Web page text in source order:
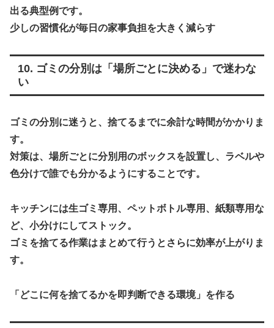
出る典型例です。
少しの習慣化が毎日の家事負担を大きく減らす
10. ゴミの分別は「場所ごとに決める」で迷わな
い
ゴミの分別に迷うと、捨てるまでに余計な時間がかかりま
す。
対策は、場所ごとに分別用のボックスを設置し、ラベルや
色分けで誰でも分かるようにすることです。
キッチンには生ゴミ専用、ペットボトル専用、紙類専用な
ど、小分けにしてストック。
ゴミを捨てる作業はまとめて行うとさらに効率が上がりま
す。
「どこに何を捨てるかを即判断できる環境」を作る